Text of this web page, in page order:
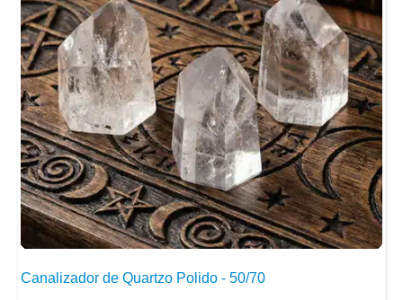
Canalizador de Quartzo Polido - 50/70